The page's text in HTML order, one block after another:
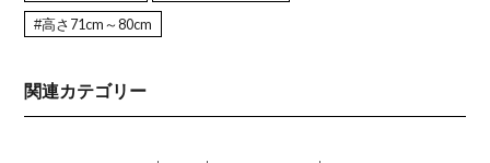
#高さ71cm～80cm
関連カテゴリー